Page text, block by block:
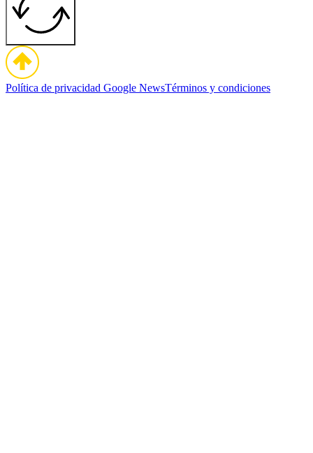
Política de privacidad Google NewsTérminos y condiciones